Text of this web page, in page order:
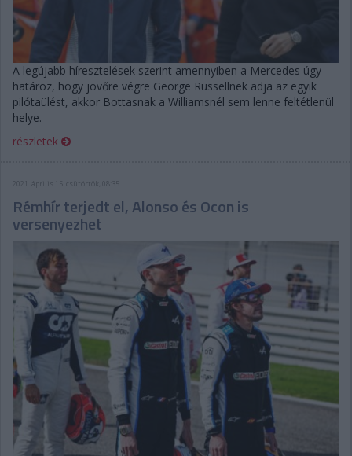
A legújabb híresztelések szerint amennyiben a Mercedes úgy
határoz, hogy jövőre végre George Russellnek adja az egyik
pilótaülést, akkor Bottasnak a Williamsnél sem lenne feltétlenül
helye.
részletek
2021. április 15. csütörtök, 08:35
Rémhír terjedt el, Alonso és Ocon is
versenyezhet